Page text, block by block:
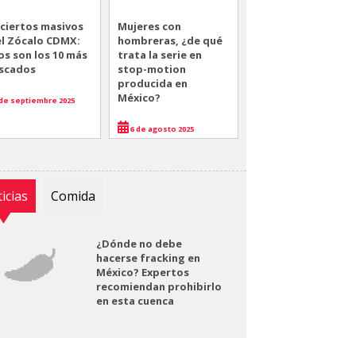
masivos
Zócalo CDMX:
son los 10 más
septiembre 2025
Mujeres con
hombreras, ¿de qué
trata la serie en
stop-motion
producida en
México?
6 de agosto 2025
Comida
¿Dónde no debe
hacerse fracking en
México? Expertos
recomiendan prohibirlo
en esta cuenca